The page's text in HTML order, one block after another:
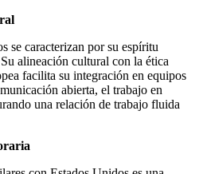
se caracterizan por su espíritu
alineación cultural con la ética
facilita su integración en equipos
abierta, el trabajo en
una relación de trabajo fluida